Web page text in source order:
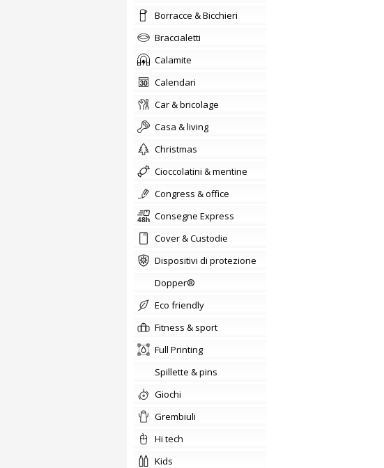
Borracce & Bicchieri
braccialetti
Calamite
calendari
car & bricolage
casa & living
christmas
cioccolatini & mentine
congress & office
Consegne Express
Cover & Custodie
Dispositivi di protezione
Dopper®
Eco friendly
fitness & sport
Full Printing
Spillette & pins
giochi
Grembiuli
hi tech
kids